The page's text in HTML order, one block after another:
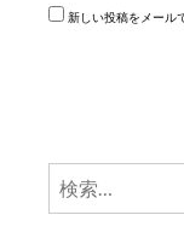
新しい投稿をメール
検
索: